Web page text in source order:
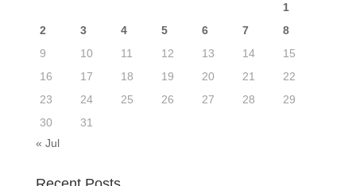
1
2
3 4 5 6 7
8
9
10 11 12 13 14
15
16
17 18 19 20 21
22
23
24 25 26 27 28
29
30
31
« Jul